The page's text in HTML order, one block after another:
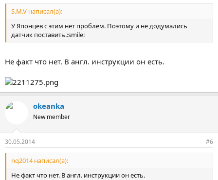
S.M.V написал(а):
У Японцев с этим нет проблем. Поэтому и не додумались
датчик поставить.:smile:
Не факт что нет. В англ. инструкции он есть.
okeanka
New member
30.05.2014 #6
nq2014 написал(а):
Не факт что нет. В англ. инструкции он есть.